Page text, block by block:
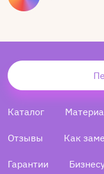
Каталог
Отзывы Как
Гарантии